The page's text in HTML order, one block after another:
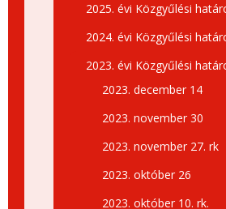
2025. évi Közgyűlési
2024. évi Közgyűlési
2023. évi Közgyűlési
2023. december 14
2023. november 30
2023. november 27. rk
2023. október 26
2023. október 10. rk.